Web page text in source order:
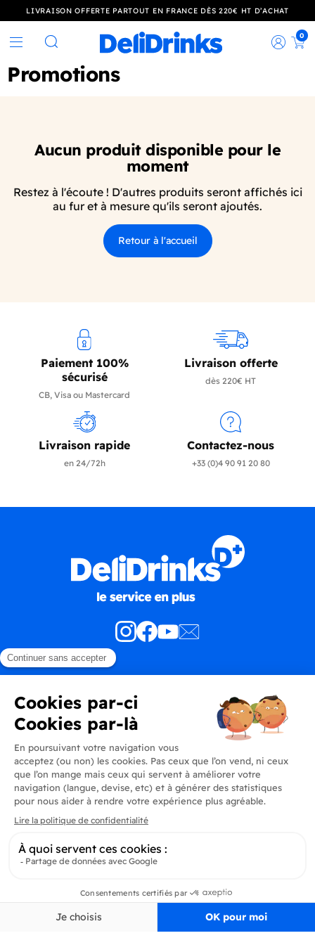
LIVRAISON OFFERTE PARTOUT EN FRANCE DÈS 220€ HT D’ACHAT
Rechercher
0
Promotions
Aucun produit disponible pour le
moment
Restez à l'écoute ! D'autres produits seront affichés ici
au fur et à mesure qu'ils seront ajoutés.
Retour à l'accueil
Paiement 100%
sécurisé
CB, Visa ou Mastercard
Livraison offerte
dès 220€ HT
Livraison rapide
en 24/72h
Contactez-nous
+33 (0)4 90 91 20 80
Produits
En savoir plus
Informations
Inscrivez-vous et soyez au courant de toutes les dernières nouveautés de
Delidrinks